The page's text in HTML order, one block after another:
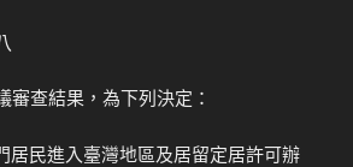
審查結果，為下列決定：
居民進入臺灣地區及居留定居許可辦